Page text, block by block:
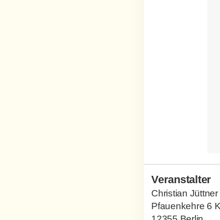
Veranstalter
Christian Jüttner
Pfauenkehre 6